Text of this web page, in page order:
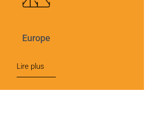
Europe
Lire plus